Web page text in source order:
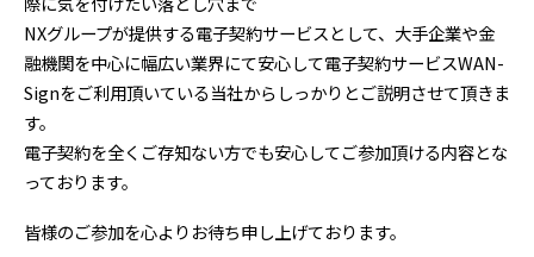
NXグループが提供する電子契約サービスとして、大手企業や金
融機関を中心に幅広い業界にて安心して電子契約サービスWAN-
Signをご利用頂いている当社からしっかりとご説明させて頂きま
す。
電子契約を全くご存知ない方でも安心してご参加頂ける内容とな
っております。
皆様のご参加を心よりお待ち申し上げております。